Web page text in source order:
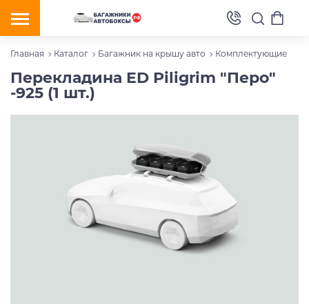
Главная Каталог Багажник на крышу авто Комплектующие
Перекладина ED Piligrim "Перо"
-925 (1 шт.)